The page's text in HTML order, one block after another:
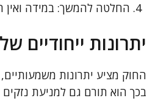
החלטה להמשך: במידה ואין
יתרונות ייחודיים
החוק מציע יתרונות
בכך הוא תורם גם למניעת